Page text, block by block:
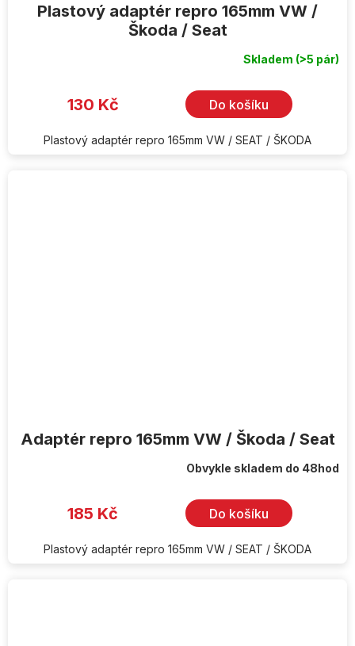
Plastový adaptér repro 165mm VW /
Škoda / Seat
Skladem (>5 pár)
130 Kč Do košíku
Plastový adaptér repro 165mm VW / SEAT / ŠKODA
Adaptér repro 165mm VW / Škoda / Seat
Obvykle skladem do 48hod
185 Kč Do košíku
Plastový adaptér repro 165mm VW / SEAT / ŠKODA